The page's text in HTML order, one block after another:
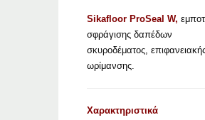
Sikafloor ProSeal W,
σφράγισης δαπέδων
σκυροδέματος,
ωρίμανσης.
Χαρακτηριστικά